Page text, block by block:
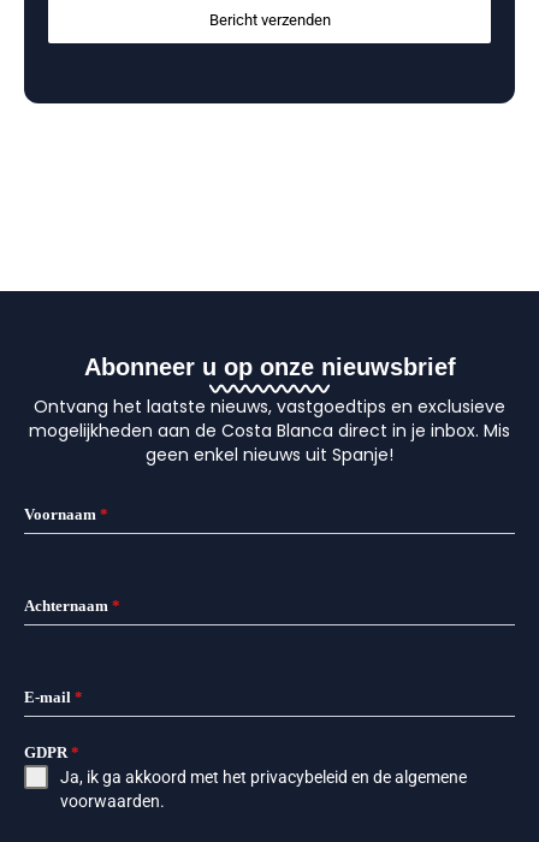
Bericht verzenden
Abonneer u op onze nieuwsbrief
Ontvang het laatste nieuws, vastgoedtips en exclusieve
mogelijkheden aan de Costa Blanca direct in je inbox. Mis
geen enkel nieuws uit Spanje!
Voornaam *
Achternaam *
E-mail *
GDPR*
Ja, ik ga akkoord met het privacybeleid en dealgemene
voorwaarden.